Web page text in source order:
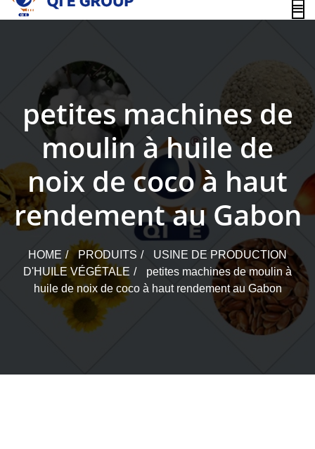
content
petites machines de
moulin à huile de
noix de coco à haut
rendement au Gabon
HOME PRODUITS
USINE DE PRODUCTION
D'HUILE VÉGÉTALE
petites machines de moulin à
huile de noix de coco à haut rendement au Gabon